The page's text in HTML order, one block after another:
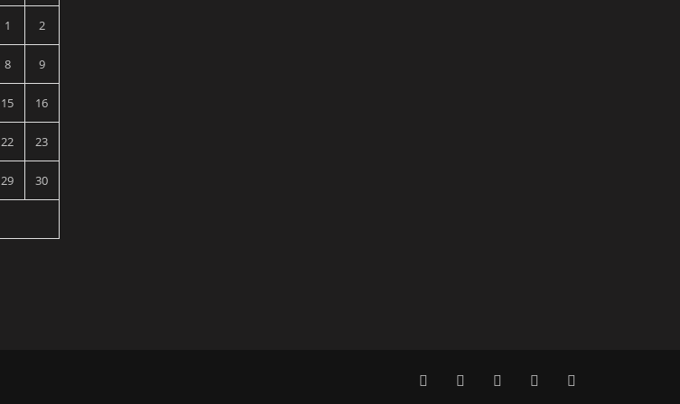
1 2
8 9
15 16
22 23
29 30